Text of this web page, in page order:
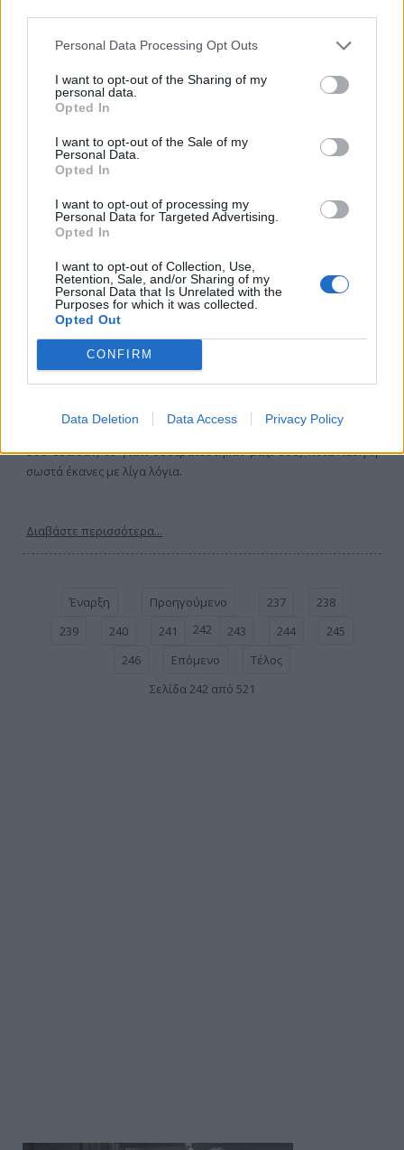
Personal Data Processing Opt Outs
I want to opt-out of the Sharing of my
personal data.
Opted In
I want to opt-out of the Sale of my
Personal Data.
Opted In
I want to opt-out of processing my
Personal Data for Targeted Advertising.
Opted In
I want to opt-out of Collection, Use,
Retention, Sale, and/or Sharing of my
Personal Data that Is Unrelated with the
Purposes for which it was collected.
Opted Out
CONFIRM
Data Deletion Data Access Privacy Policy
Τετάρτη, 11 Δεκεμβρίου 2019 08:43
Περί ΚΙΝΑΛ και εκπροσώπων του ο
λόγος…
Συντάκτης:Eidisis.gr
Γράφει η Σοφία Ψαρρά, Μέλος
Λένε επιγραμματικά πως κάνουμε
αντιπολίτευση, δεν μας ταιριάζει
πλέον ο όρος αριστερά, θέλουμε τον αφανισμό του χώρου
τους ενώ ψευδώς ζητούμε συνεργασία μαζί τους κτλ.
Γνωρίζουμε όλοι, βέβαια, πως η ιστορία δεν είναι στάσιμη. Οι
συσχετισμοί των δυνάμεων, οι κινήσεις και οι τακτικές όλων
των κομμάτων κρίνονται και γι’ αυτό αλλάζουν κατά καιρούς.
ανεβαίνει ένα κόμμα, είτε το αντίθετο. Γιατί όπως και να σε
κρίνουν οι πολίτες οφείλεις να αναγνώσεις τη δυναμική που
σου έδωσαν, το γιατί συστρατεύτηκαν μαζί σου, ποια λάθη ή
σωστά έκανες με λίγα λόγια.
Διαβάστε περισσότερα...
Έναρξη Προηγούμενο 237
238
239
240 241 242 243 244
245
246
Επόμενο
Τέλος
Σελίδα 242 από 521